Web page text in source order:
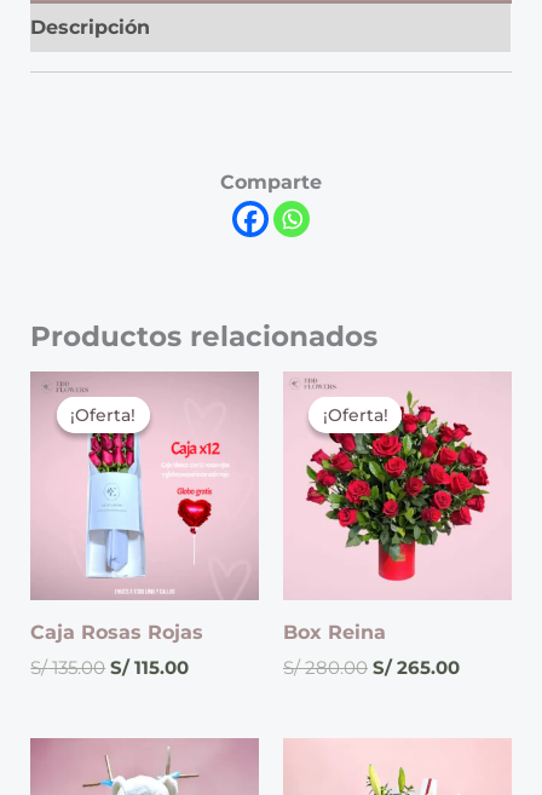
Descripción
Comparte
Productos relacionados
¡Oferta!
¡Oferta!
Caja Rosas Rojas
S/135.00
precio
original
era:
S/ 135.00.
S/115.00
es:
S/ 115.00.
¡Oferta!
¡Oferta!
Box Reina
S/280.00
precio
original
era:
S/ 280.00.
S/265.00
actual
es:
S/